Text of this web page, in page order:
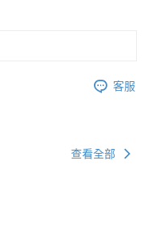
客服
查看全部